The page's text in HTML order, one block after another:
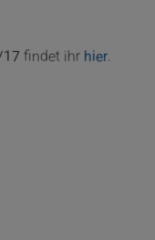
findet ihr hier.